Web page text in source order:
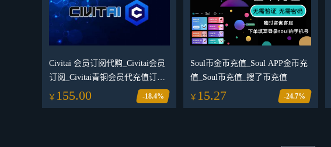
Civitai 会员订阅代购_Civitai会员
订阅_Civitai青铜会员代充值订阅
_Civitai月度会员订阅代付
￥ 155.00 -18.4%
Soul币金币充值_Soul APP金币充
值_Soul币充值_搜了币充值
￥ 15.27 -24.7%